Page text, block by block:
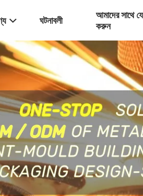
ঘটনাবলী
আমাদের সাথে
করুন